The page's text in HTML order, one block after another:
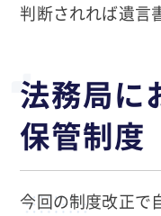
判断されれば遺言
法務局に
保管制度
今回の制度改正で